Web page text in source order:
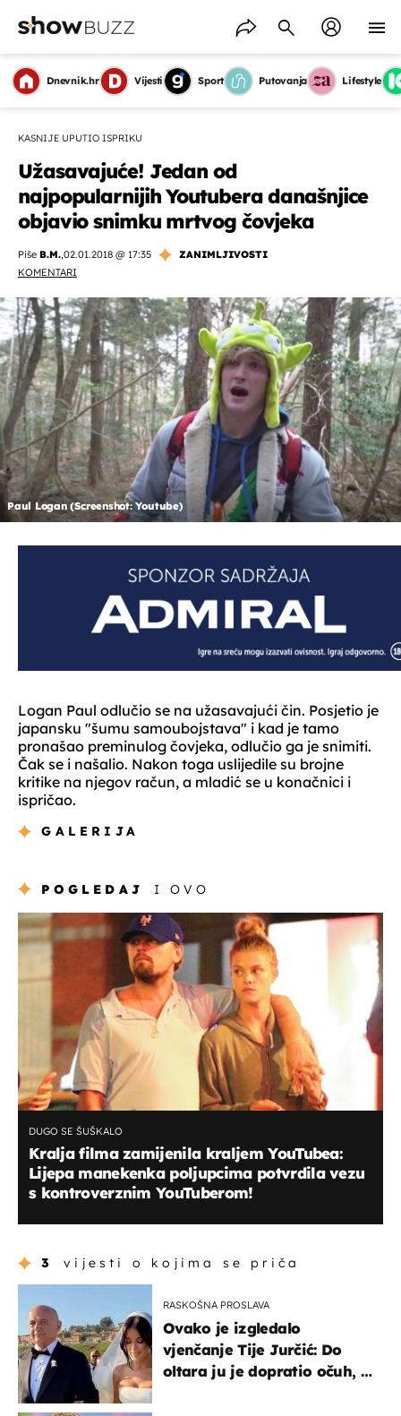
Dnevnik.hr Vijesti Sport Putovanja Lifestyle
KASNIJE UPUTIO ISPRIKU
Užasavajuće! Jedan od
najpopularnijih Youtubera današnjice
objavio snimku mrtvog čovjeka
Piše B.M.,02.01.2018 @ 17:35
ZANIMLJIVOSTI
KOMENTARI
Paul Logan (Screenshot: Youtube)
Logan Paul odlučio se na užasavajući čin. Posjetio je
japansku "šumu samoubojstava" i kad je tamo
pronašao preminulog čovjeka, odlučio ga je snimiti.
Čak se i našalio. Nakon toga uslijedile su brojne
kritike na njegov račun, a mladić se u konačnici i
ispričao.
GALERIJA
POGLEDAJ I OVO
DUGO SE ŠUŠKALO
Kralja filma zamijenila kraljem YouTubea:
Lijepa manekenka poljupcima potvrdila vezu
s kontroverznim YouTuberom!
3 vijesti o kojima se priča
RASKOŠNA PROSLAVA
Ovako je izgledalo
vjenčanje Tije Jurčić: Do
oltara ju je dopratio očuh, a
OMOGUĆI OBAVIJESTI